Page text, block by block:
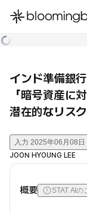
한국어
インド準備銀行
「暗号資産に
潜在的なリスク
入力 2025年06月08日
JOON HYOUNG LEE
概要 STAT AIの